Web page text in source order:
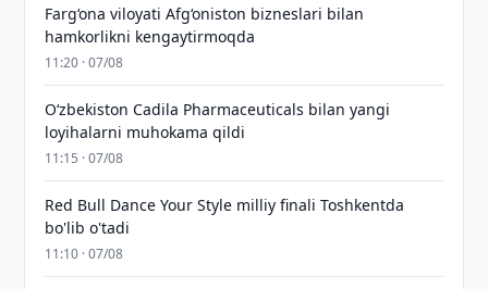
Farg‘ona viloyati Afg‘oniston bizneslari bilan
hamkorlikni kengaytirmoqda
11:20 · 07/08
Oʻzbekiston Cadila Pharmaceuticals bilan yangi
loyihalarni muhokama qildi
11:15 · 07/08
Red Bull Dance Your Style milliy finali Toshkentda
bo'lib o'tadi
11:10 · 07/08